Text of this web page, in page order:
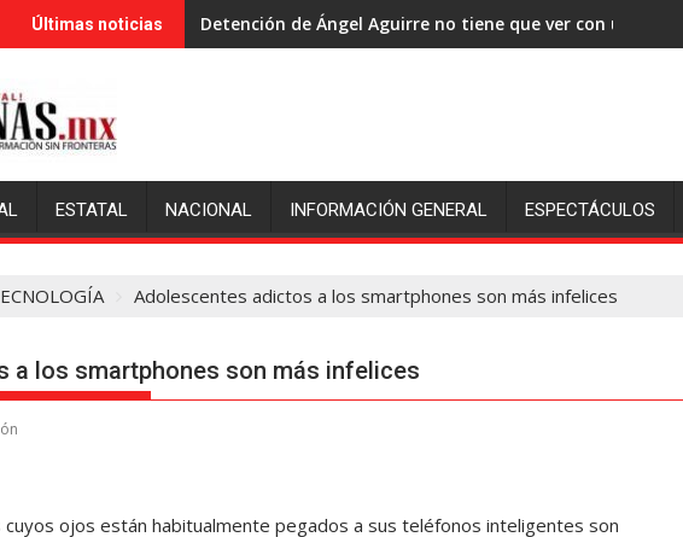
Últimas noticias Detención de Ángel Aguirre no tiene que ver con una
ESTATAL NACIONAL INFORMACIÓN GENERAL ESPECTÁCULOS
Adolescentes adictos a los smartphones son más infelices
a los smartphones son más infelices
cuyos ojos están habitualmente pegados a sus teléfonos inteligentes son